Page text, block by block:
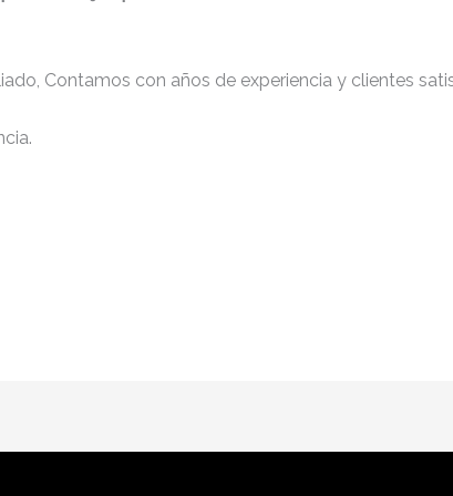
Contamos con años de experiencia y clientes